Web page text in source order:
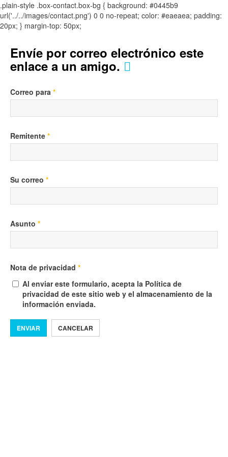
.plain-style .box-contact.box-bg { background: #0445b9
url('../../images/contact.png') 0 0 no-repeat; color: #eaeaea; padding:
20px; } margin-top: 50px;
Envíe por correo electrónico este
enlace a un amigo.
Correo para *
Remitente *
Su correo *
Asunto *
Nota de privacidad *
Al enviar este formulario, acepta la Política de
privacidad de este sitio web y el almacenamiento de la
información enviada.
ENVIAR CANCELAR